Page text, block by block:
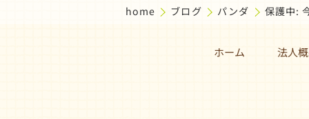
home ブログ パンダ 保護中:
ホーム 法人